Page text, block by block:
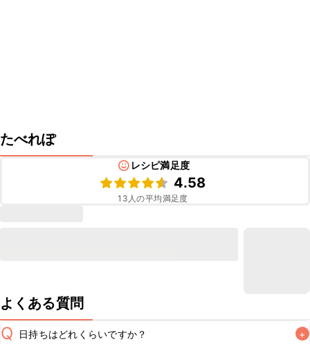
たべれぽ
レシピ満足度
4.58
13 人の平均満足度
よくある質問
Q 日持ちはどれくらいですか？ +